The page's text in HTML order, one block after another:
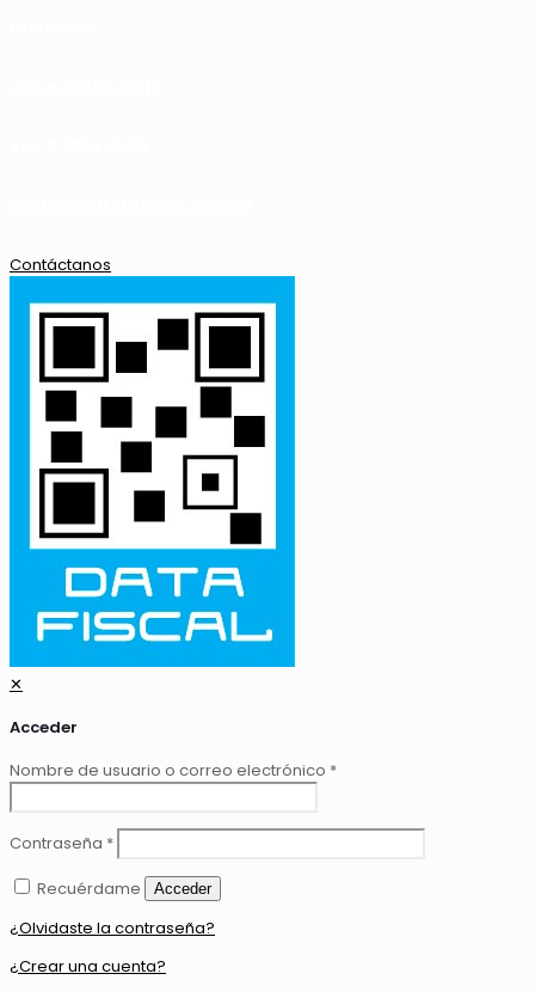
Contáctanos
✕
Acceder
Nombre de usuario o correo electrónico *
Contraseña *
Recuérdame
Acceder
¿Olvidaste la contraseña?
¿Crear una cuenta?